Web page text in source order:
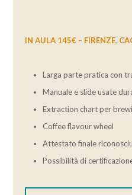
IN AULA 145€ – FIRENZE,
Larga parte pratica con
Manuale e slide usate
Extraction chart per
Coffee flavour wheel
Attestato finale
Possibilità di